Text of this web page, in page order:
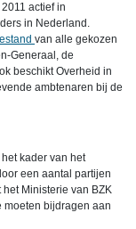
actief in
in Nederland.
van alle gekozen
Generaal, de
beschikt Overheid in
ambtenaren bij de
het kader van het
een aantal partijen
Ministerie van BZK
moeten bijdragen aan